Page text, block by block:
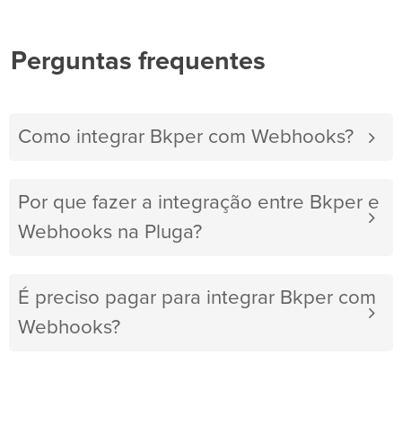
Perguntas frequentes
Como integrar Bkper com Webhooks?
Por que fazer a integração entre Bkper e
Webhooks na Pluga?
É preciso pagar para integrar Bkper com
Webhooks?